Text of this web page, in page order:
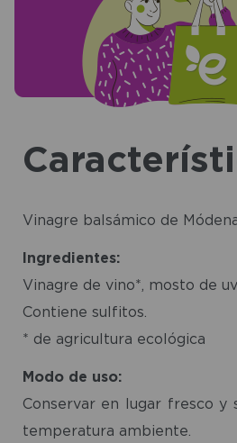
Vinagre balsámico de
Ingredientes:
Vinagre de vino*, mosto de
Contiene sulfitos.
* de agricultura ecológica
Modo de uso:
Conservar en lugar fresco
temperatura ambiente.